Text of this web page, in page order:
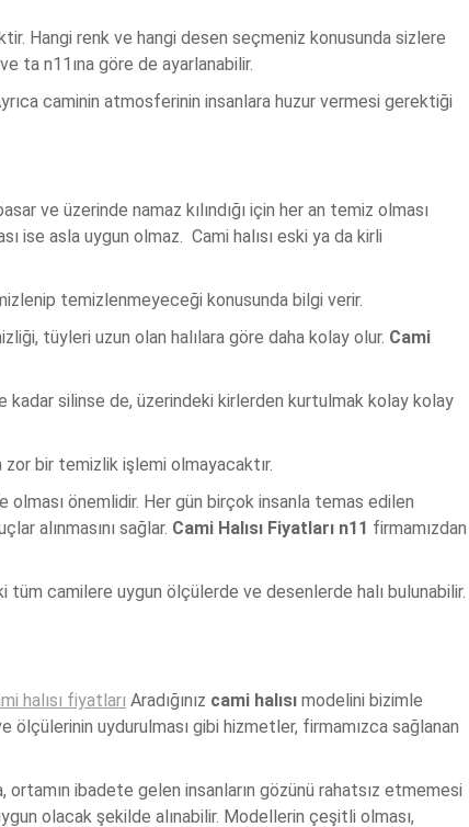
Hangi renk ve hangi desen seçmeniz konusunda sizlere
ta n11ına göre de ayarlanabilir.
caminin atmosferinin insanlara huzur vermesi gerektiği
ve üzerinde namaz kılındığı için her an temiz olması
ise asla uygun olmaz. Cami halısı eski ya da kirli
temizlenmeyeceği konusunda bilgi verir.
tüyleri uzun olan halılara göre daha kolay olur. Cami
silinse de, üzerindeki kirlerden kurtulmak kolay kolay
zor bir temizlik işlemi olmayacaktır.
olması önemlidir. Her gün birçok insanla temas edilen
alınmasını sağlar. Cami Halısı Fiyatları n11 firmamızdan
tüm camilere uygun ölçülerde ve desenlerde halı bulunabilir.
halısı fiyatları Aradığınız cami halısı modelini bizimle
uydurulması gibi hizmetler, firmamızca sağlanan
ibadete gelen insanların gözünü rahatsız etmemesi
olacak şekilde alınabilir. Modellerin çeşitli olması,